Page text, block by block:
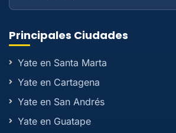
Principales Ciudades
Yate en Santa Marta
Yate en Cartagena
Yate en San Andrés
Yate en Guatape